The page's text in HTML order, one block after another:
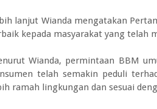
lanjut Wianda mengatakan
kepada masyarakat yang telah
Wianda, permintaan BBM
telah semakin peduli
ramah lingkungan dan sesuai